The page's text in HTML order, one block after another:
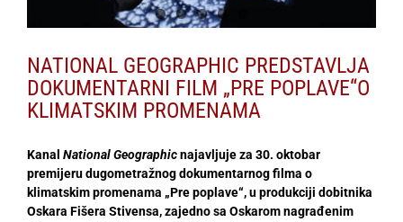
NATIONAL GEOGRAPHIC PREDSTAVLJA
DOKUMENTARNI FILM „PRE POPLAVE“O
KLIMATSKIM PROMENAMA
Kanal National Geographicnajavljuje za 30. oktobar
premijeru dugometražnog dokumentarnog filma o
klimatskim promenama „Pre poplave“, u produkciji dobitnika
Oskara Fišera Stivensa, zajedno sa Oskarom nagrađenim